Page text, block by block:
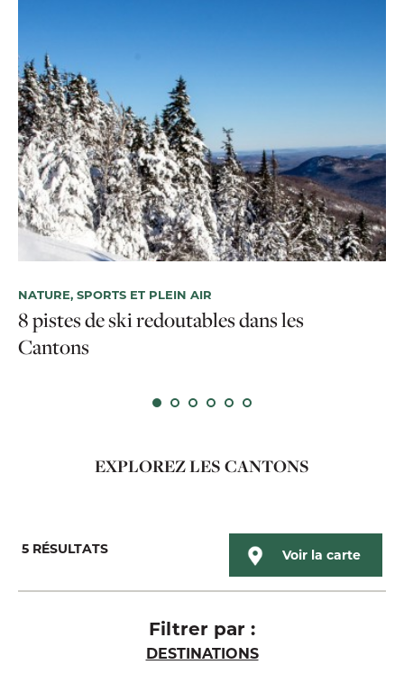
NATURE, SPORTS ET PLEIN AIR
8 pistes de ski redoutables dans les
Cantons
EXPLOREZ LES CANTONS
5 RÉSULTATS Voir la carte
Filtrer par :
DESTINATIONS